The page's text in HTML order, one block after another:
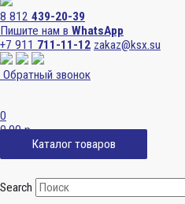
8 812 439-20-39
Пишите нам в WhatsApp
+7 911 711-11-12 zakaz@ksx.su
Обратный звонок
0
0,00р.
Каталог товаров
Search